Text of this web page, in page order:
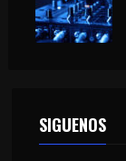
SIGUENOS